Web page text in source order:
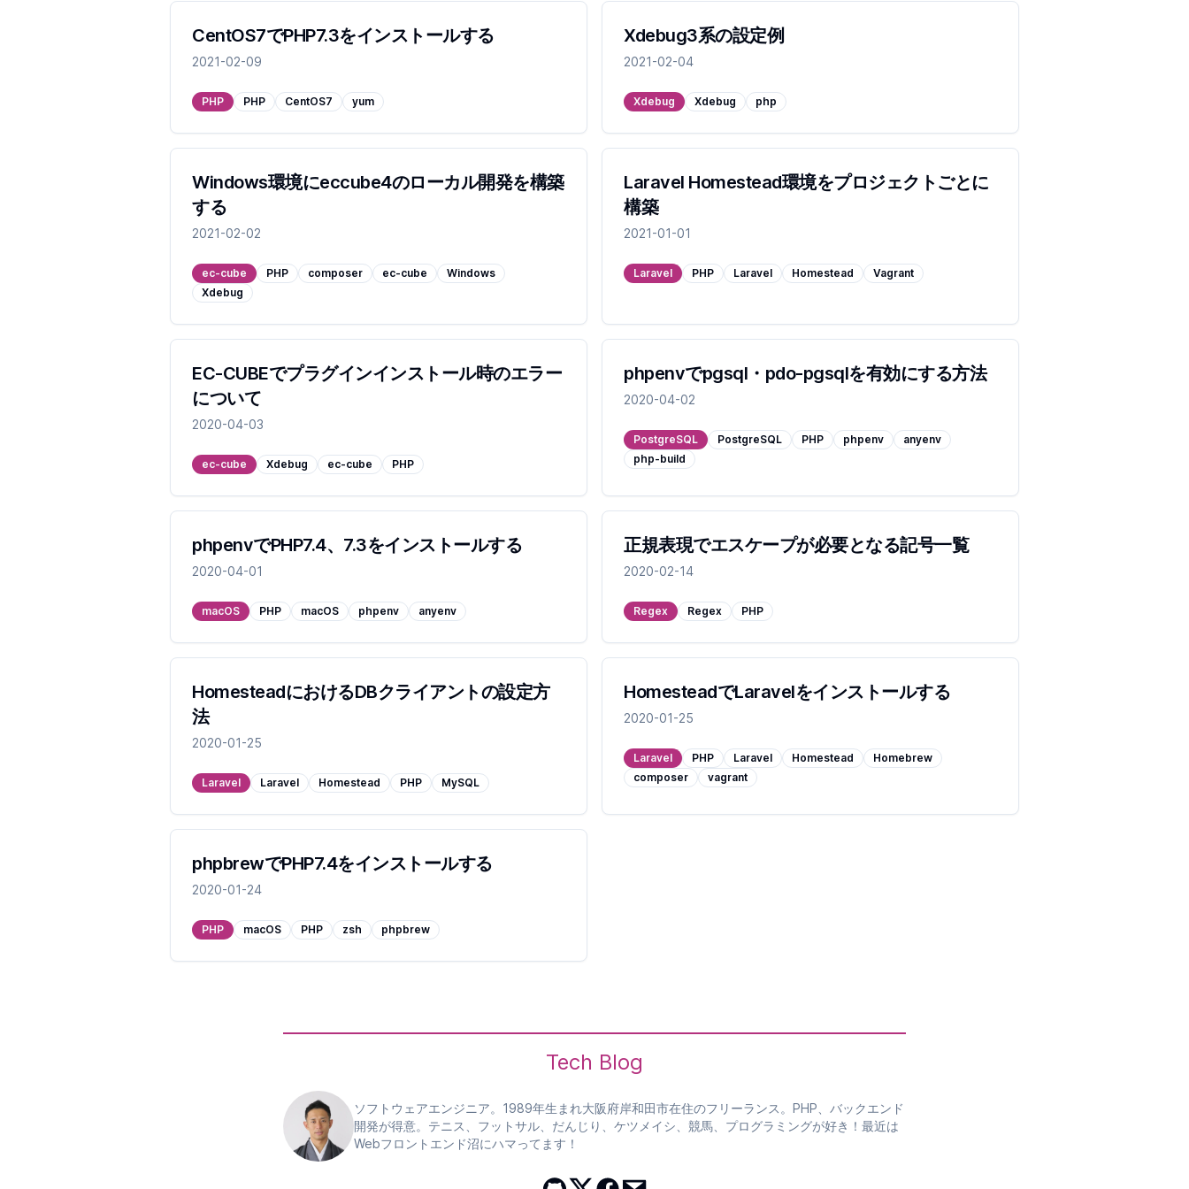
CentOS7でPHP7.3をインストールする
2021-02-09
PHP PHP CentOS7 yum
Xdebug3系の設定例
2021-02-04
Xdebug Xdebug php
Windows環境にeccube4のローカル開発を構築
する
2021-02-02
ec-cube PHP composer ec-cube
Windows
Xdebug
Laravel Homestead環境をプロジェクトごとに
構築
2021-01-01
Laravel PHP Laravel Homestead Vagrant
EC-CUBEでプラグインインストール時のエラー
について
2020-04-03
ec-cube Xdebug ec-cube PHP
phpenvでpgsql・pdo-pgsqlを有効にする方法
2020-04-02
PostgreSQL PostgreSQL PHP phpenv
anyenv
php-build
phpenvでPHP7.4、7.3をインストールする
2020-04-01
macOS PHP macOS phpenv anyenv
正規表現でエスケープが必要となる記号一覧
2020-02-14
Regex Regex PHP
HomesteadにおけるDBクライアントの設定方
法
2020-01-25
Laravel Laravel Homestead PHP MySQL
HomesteadでLaravelをインストールする
2020-01-25
Laravel PHP Laravel Homestead
Homebrew
composer
vagrant
phpbrewでPHP7.4をインストールする
2020-01-24
PHP macOS PHP zsh phpbrew
Tech Blog
ソフトウェアエンジニア。1989年生まれ大阪府岸和田市在住のフリーランス。PHP、バックエンド
開発が得意。テニス、フットサル、だんじり、ケツメイシ、競馬、プログラミングが好き！最近は
Webフロントエンド沼にハマってます！